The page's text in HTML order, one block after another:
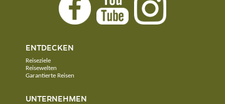
ENTDECKEN
Reiseziele
Reisewelten
Garantierte Reisen
UNTERNEHMEN